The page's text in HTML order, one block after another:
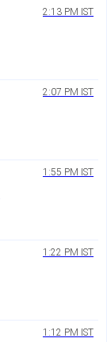
2:13 PM IST
2:07 PM IST
1:55 PM IST
1:22 PM IST
1:12 PM IST